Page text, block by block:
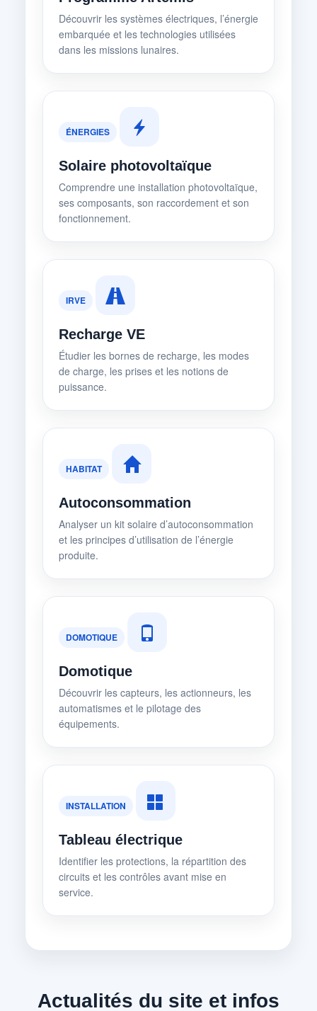
Découvrir les systèmes électriques, l’énergie
embarquée et les technologies utilisées
dans les missions lunaires.
ÉNERGIES
Solaire photovoltaïque
Comprendre une installation photovoltaïque,
ses composants, son raccordement et son
fonctionnement.
IRVE
Recharge VE
Étudier les bornes de recharge, les modes
de charge, les prises et les notions de
puissance.
HABITAT
Autoconsommation
Analyser un kit solaire d’autoconsommation
et les principes d’utilisation de l’énergie
produite.
DOMOTIQUE
Domotique
Découvrir les capteurs, les actionneurs, les
automatismes et le pilotage des
équipements.
INSTALLATION
Tableau électrique
Identifier les protections, la répartition des
circuits et les contrôles avant mise en
service.
Actualités du site et infos